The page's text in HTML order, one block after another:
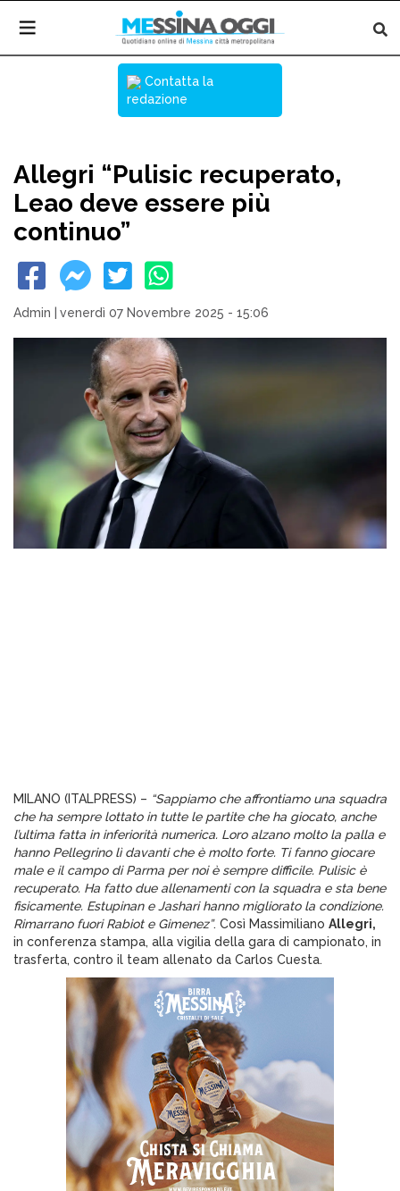
Contatta la
redazione
Allegri “Pulisic recuperato,
Leao deve essere più
continuo”
Admin venerdì 07 Novembre 2025 - 15:06
MILANO (ITALPRESS) – “Sappiamo che affrontiamo una squadra
che ha sempre lottato in tutte le partite che ha giocato, anche
l’ultima fatta in inferiorità numerica. Loro alzano molto la palla e
hanno Pellegrino lì davanti che è molto forte. Ti fanno giocare
male e il campo di Parma per noi è sempre difficile. Pulisic è
recuperato. Ha fatto due allenamenti con la squadra e sta bene
fisicamente. Estupinan e Jashari hanno migliorato la condizione.
Rimarrano fuori Rabiot e Gimenez”. Così Massimiliano Allegri,
in conferenza stampa, alla vigilia della gara di campionato, in
trasferta, contro il team allenato da Carlos Cuesta.